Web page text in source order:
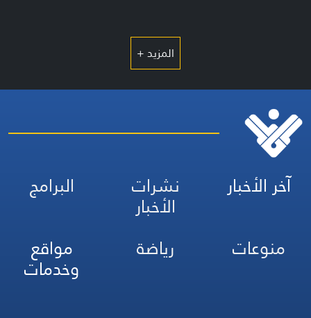
المزيد +
آخر الأخبار نشرات
الأخبار
البرامج
منوعات
رياضة مواقع
وخدمات